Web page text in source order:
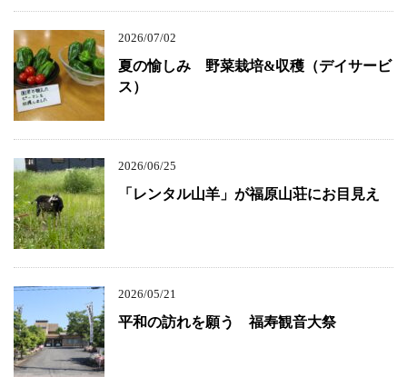
2026/07/02
夏の愉しみ 野菜栽培&収穫（デイサービ
ス）
2026/06/25
「レンタル山羊」が福原山荘にお目見え
2026/05/21
平和の訪れを願う 福寿観音大祭